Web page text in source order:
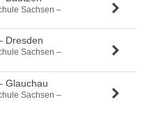
Sachsen –
Dresden
Sachsen –
Glauchau
Sachsen –